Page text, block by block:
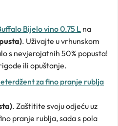
Bijelo vino 0.75 L na
. Uživajte u vrhunskom
s nevjerojatnih 50% popusta!
ili opuštanje.
za fino pranje rublja
. Zaštitite svoju odjeću uz
pranje rublja, sada s pola